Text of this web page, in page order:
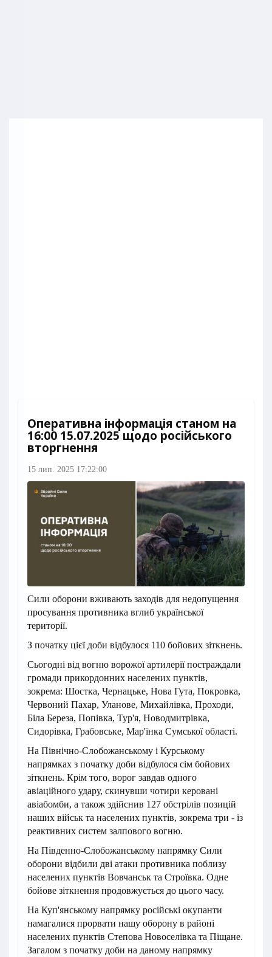
Оперативна інформація станом на
16:00 15.07.2025 щодо російського
вторгнення
15 лип. 2025 17:22:00
Сили оборони вживають заходів для недопущення
просування противника вглиб української
території.
З початку цієї доби відбулося 110 бойових зіткнень.
Сьогодні від вогню ворожої артилерії постраждали
громади прикордонних населених пунктів,
зокрема: Шостка, Чернацьке, Нова Гута, Покровка,
Червоний Пахар, Уланове, Михайлівка, Проходи,
Біла Береза, Попівка, Тур'я, Новодмитрівка,
Сидорівка, Грабовське, Мар'їнка Сумської області.
На Північно-Слобожанському і Курському
напрямках з початку доби відбулося сім бойових
зіткнень. Крім того, ворог завдав одного
авіаційного удару, скинувши чотири керовані
авіабомби, а також здійснив 127 обстрілів позицій
наших військ та населених пунктів, зокрема три - із
реактивних систем залпового вогню.
На Південно-Слобожанському напрямку Сили
оборони відбили дві атаки противника поблизу
населених пунктів Вовчанськ та Строївка. Одне
бойове зіткнення продовжується до цього часу.
На Куп'янському напрямку російські окупанти
намагалися прорвати нашу оборону в районі
населених пунктів Степова Новоселівка та Піщане.
Загалом з початку доби на даному напрямку